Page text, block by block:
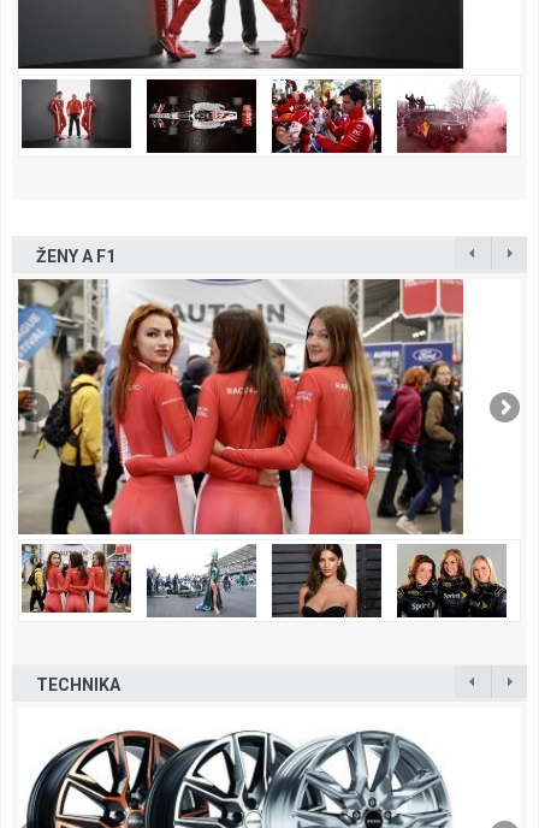
ŽENY A F1
TECHNIKA